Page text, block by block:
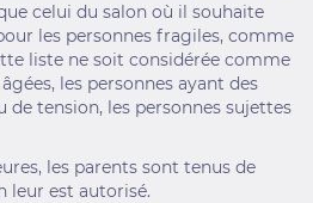
celui du salon où il souhaite
les personnes fragiles, comme
liste ne soit considérée comme
les personnes ayant des
de tension, les personnes sujettes
les parents sont tenus de
leur est autorisé.